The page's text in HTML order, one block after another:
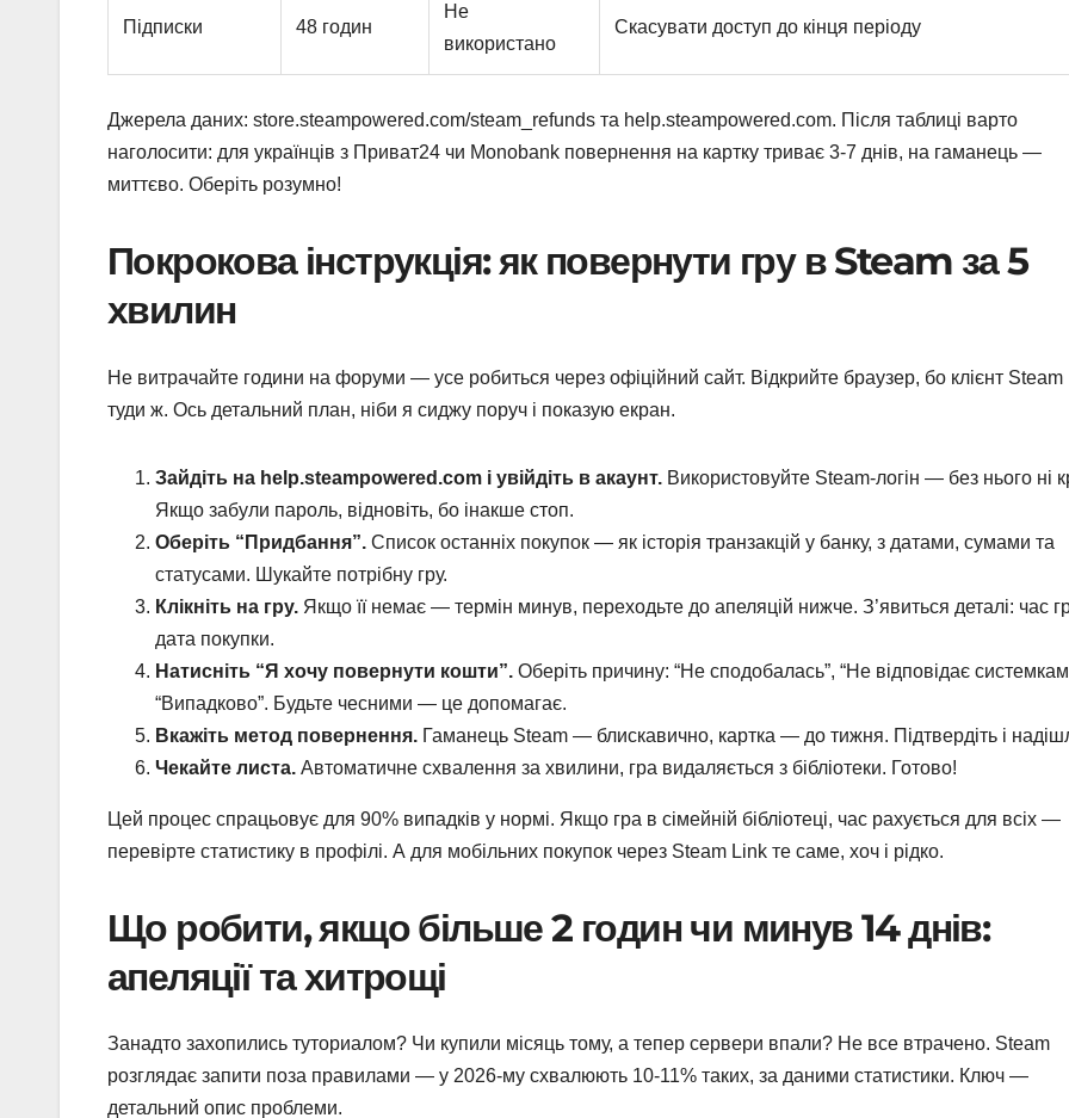
Підписки 48 годин
Не
використано
Скасувати доступ до кінця періоду
Джерела даних: store.steampowered.com/steam_refunds та help.steampowered.com. Після таблиці варто
наголосити: для українців з Приват24 чи Monobank повернення на картку триває 3-7 днів, на гаманець —
миттєво. Оберіть розумно!
Покрокова інструкція: як повернути гру в Steam за 5
хвилин
Не витрачайте години на форуми — усе робиться через офіційний сайт. Відкрийте браузер, бо клієнт Steam
туди ж. Ось детальний план, ніби я сиджу поруч і показую екран.
Зайдіть на help.steampowered.com і увійдіть в акаунт. Використовуйте Steam-логін — без нього ні
Якщо забули пароль, відновіть, бо інакше стоп.
Оберіть “Придбання”. Список останніх покупок — як історія транзакцій у банку, з датами, сумами та
статусами. Шукайте потрібну гру.
Клікніть на гру. Якщо її немає — термін минув, переходьте до апеляцій нижче. З’явиться деталі: час
дата покупки.
Натисніть “Я хочу повернути кошти”. Оберіть причину: “Не сподобалась”, “Не відповідає
“Випадково”. Будьте чесними — це допомагає.
Вкажіть метод повернення. Гаманець Steam — блискавично, картка — до тижня. Підтвердіть і
Чекайте листа. Автоматичне схвалення за хвилини, гра видаляється з бібліотеки. Готово!
Цей процес спрацьовує для 90% випадків у нормі. Якщо гра в сімейній бібліотеці, час рахується для всіх —
перевірте статистику в профілі. А для мобільних покупок через Steam Link те саме, хоч і рідко.
Що робити, якщо більше 2 годин чи минув 14 днів:
апеляції та хитрощі
Занадто захопились туториалом? Чи купили місяць тому, а тепер сервери впали? Не все втрачено. Steam
розглядає запити поза правилами — у 2026-му схвалюють 10-11% таких, за даними статистики. Ключ —
детальний опис проблеми.